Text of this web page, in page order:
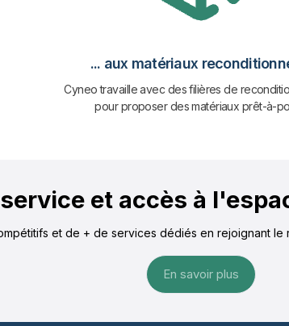
... aux matériaux
Cyneo travaille avec des filières de
pour proposer des matériaux prêt-à-
et accès à
et de + de services dédiés en rejoignant le
En savoir plus